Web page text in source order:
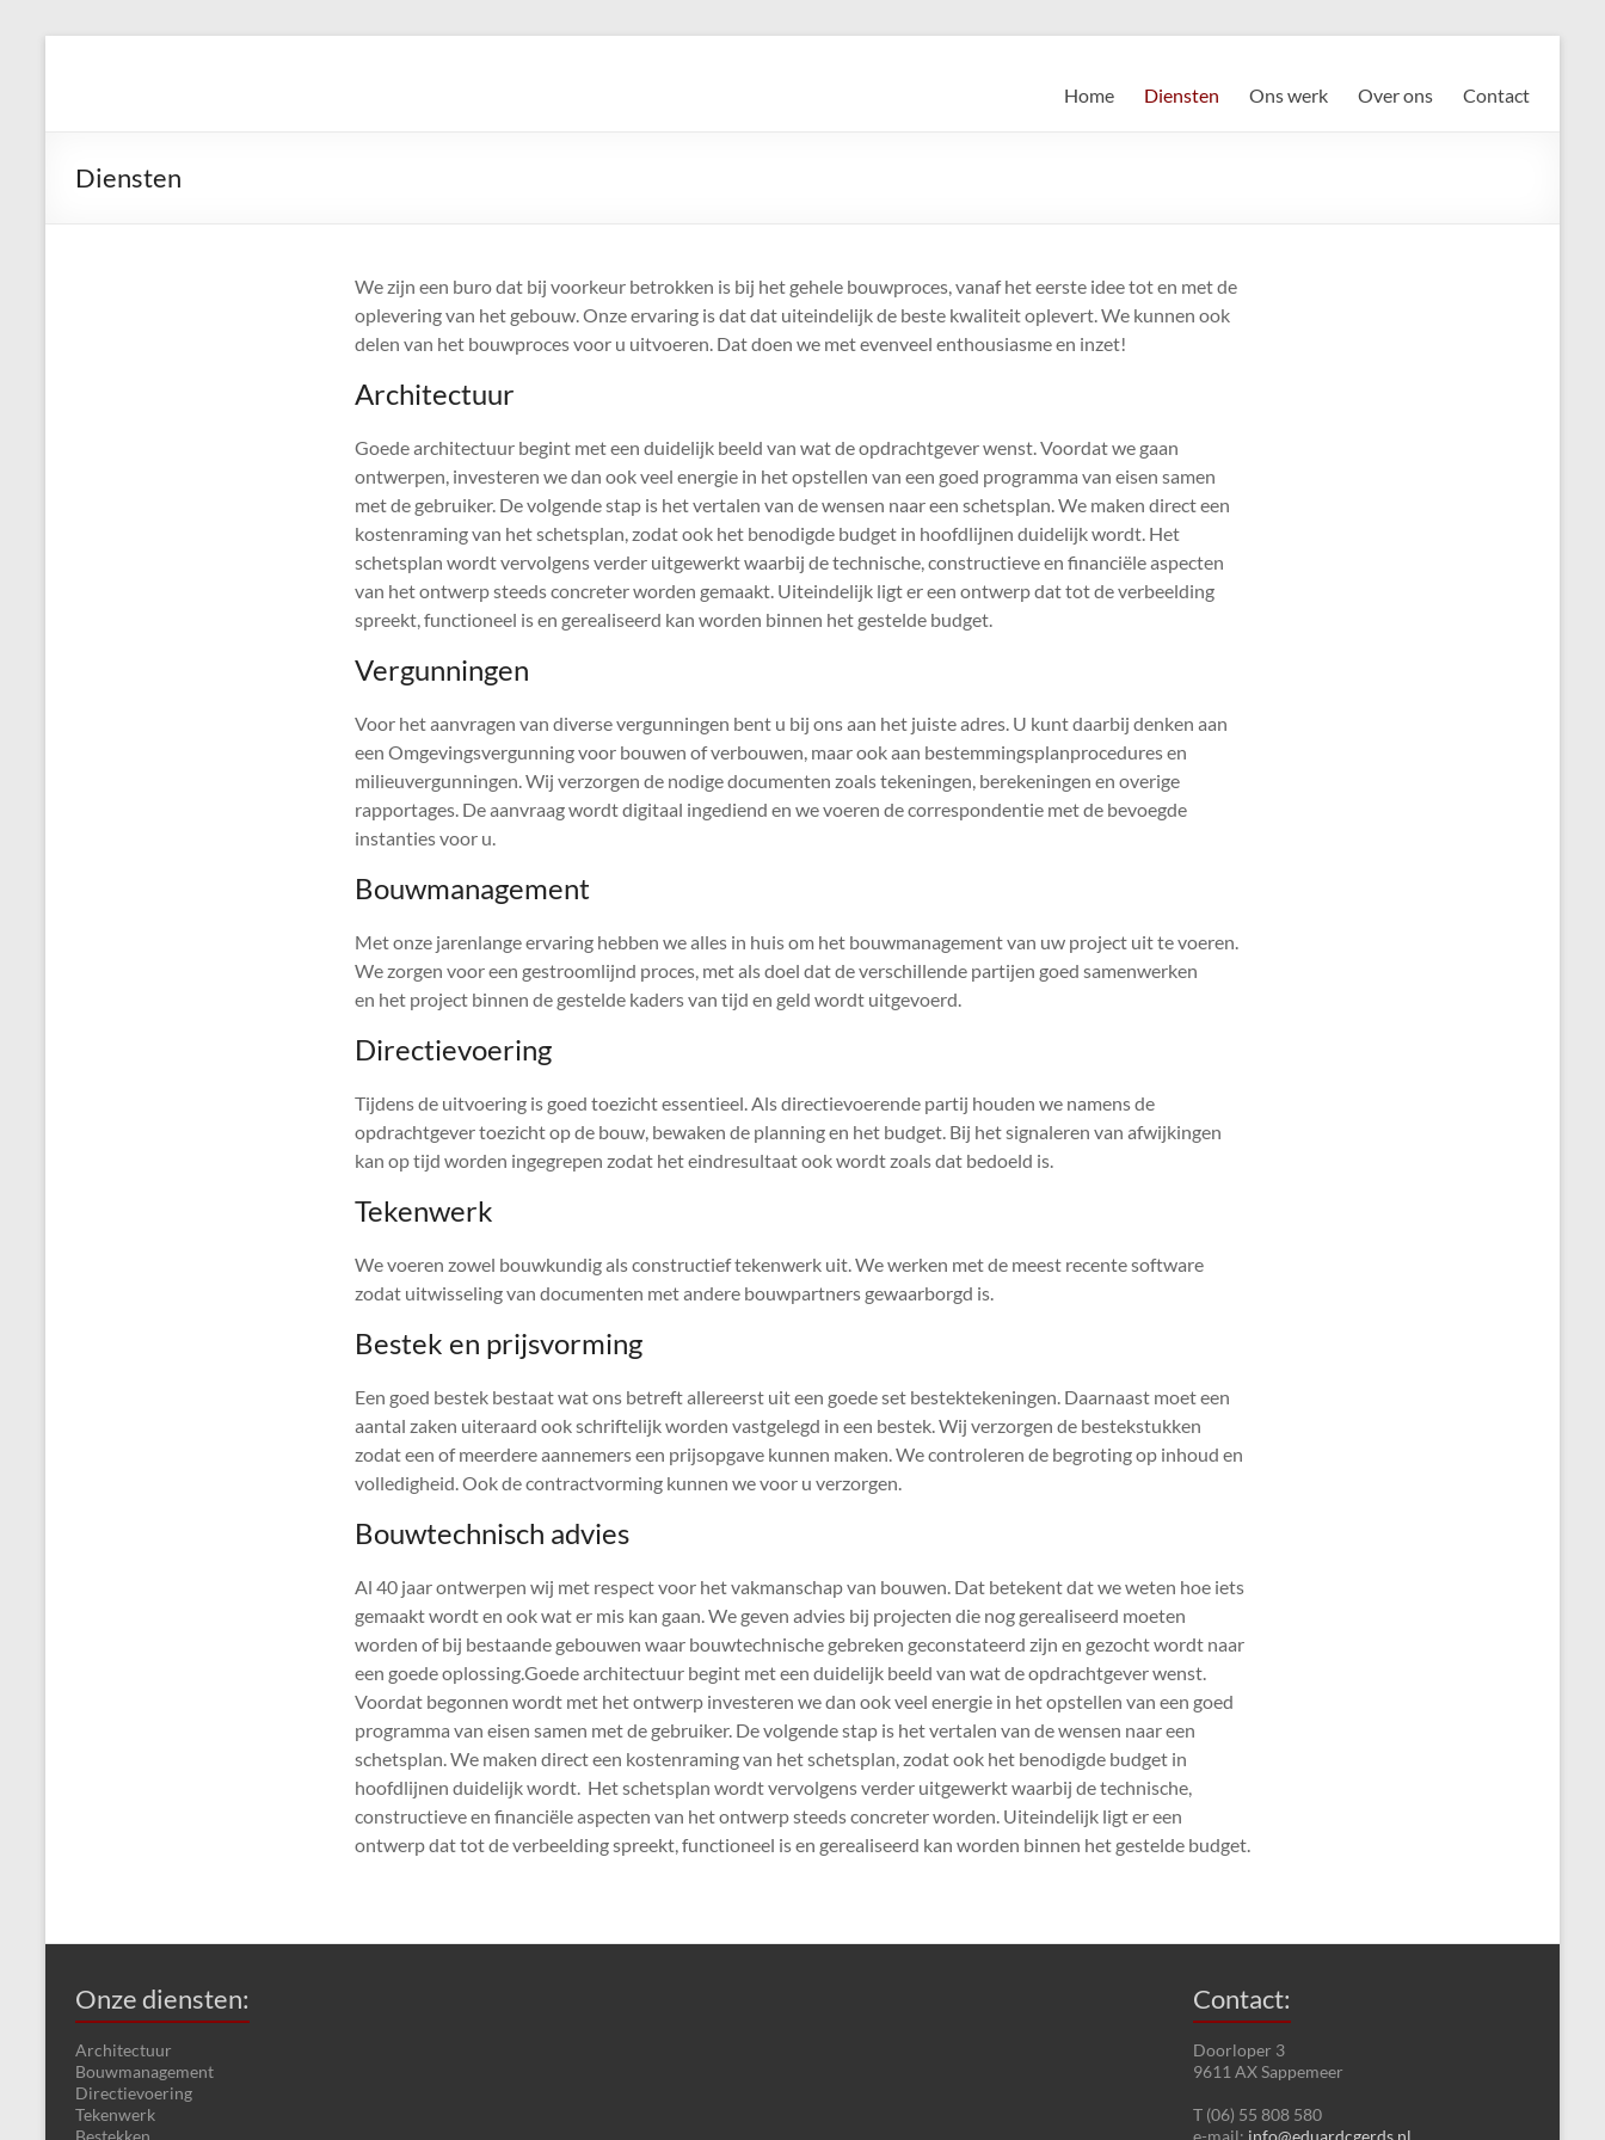
C.
Home Diensten Ons werk Over ons Contact
Diensten
We zijn een buro dat bij voorkeur betrokken is bij het gehele bouwproces, vanaf het eerste idee tot en met de
oplevering van het gebouw. Onze ervaring is dat dat uiteindelijk de beste kwaliteit oplevert. We kunnen ook
delen van het bouwproces voor u uitvoeren. Dat doen we met evenveel enthousiasme en inzet!
Architectuur
Goede architectuur begint met een duidelijk beeld van wat de opdrachtgever wenst. Voordat we gaan
ontwerpen, investeren we dan ook veel energie in het opstellen van een goed programma van eisen samen
met de gebruiker. De volgende stap is het vertalen van de wensen naar een schetsplan. We maken direct een
kostenraming van het schetsplan, zodat ook het benodigde budget in hoofdlijnen duidelijk wordt. Het
schetsplan wordt vervolgens verder uitgewerkt waarbij de technische, constructieve en financiële aspecten
van het ontwerp steeds concreter worden gemaakt. Uiteindelijk ligt er een ontwerp dat tot de verbeelding
spreekt, functioneel is en gerealiseerd kan worden binnen het gestelde budget.
Vergunningen
Voor het aanvragen van diverse vergunningen bent u bij ons aan het juiste adres. U kunt daarbij denken aan
een Omgevingsvergunning voor bouwen of verbouwen, maar ook aan bestemmingsplanprocedures en
milieuvergunningen. Wij verzorgen de nodige documenten zoals tekeningen, berekeningen en overige
rapportages. De aanvraag wordt digitaal ingediend en we voeren de correspondentie met de bevoegde
instanties voor u.
Bouwmanagement
Met onze jarenlange ervaring hebben we alles in huis om het bouwmanagement van uw project uit te voeren.
We zorgen voor een gestroomlijnd proces, met als doel dat de verschillende partijen goed samenwerken
en het project binnen de gestelde kaders van tijd en geld wordt uitgevoerd.
Directievoering
Tijdens de uitvoering is goed toezicht essentieel. Als directievoerende partij houden we namens de
opdrachtgever toezicht op de bouw, bewaken de planning en het budget. Bij het signaleren van afwijkingen
kan op tijd worden ingegrepen zodat het eindresultaat ook wordt zoals dat bedoeld is.
Tekenwerk
We voeren zowel bouwkundig als constructief tekenwerk uit. We werken met de meest recente software
zodat uitwisseling van documenten met andere bouwpartners gewaarborgd is.
Bestek en prijsvorming
Een goed bestek bestaat wat ons betreft allereerst uit een goede set bestektekeningen. Daarnaast moet een
aantal zaken uiteraard ook schriftelijk worden vastgelegd in een bestek. Wij verzorgen de bestekstukken
zodat een of meerdere aannemers een prijsopgave kunnen maken. We controleren de begroting op inhoud en
volledigheid. Ook de contractvorming kunnen we voor u verzorgen.
Bouwtechnisch advies
Al 40 jaar ontwerpen wij met respect voor het vakmanschap van bouwen. Dat betekent dat we weten hoe iets
gemaakt wordt en ook wat er mis kan gaan. We geven advies bij projecten die nog gerealiseerd moeten
worden of bij bestaande gebouwen waar bouwtechnische gebreken geconstateerd zijn en gezocht wordt naar
een goede oplossing.Goede architectuur begint met een duidelijk beeld van wat de opdrachtgever wenst.
Voordat begonnen wordt met het ontwerp investeren we dan ook veel energie in het opstellen van een goed
programma van eisen samen met de gebruiker. De volgende stap is het vertalen van de wensen naar een
schetsplan. We maken direct een kostenraming van het schetsplan, zodat ook het benodigde budget in
hoofdlijnen duidelijk wordt. Het schetsplan wordt vervolgens verder uitgewerkt waarbij de technische,
constructieve en financiële aspecten van het ontwerp steeds concreter worden. Uiteindelijk ligt er een
ontwerp dat tot de verbeelding spreekt, functioneel is en gerealiseerd kan worden binnen het gestelde budget.
Onze diensten:
Architectuur
Bouwmanagement
Directievoering
Tekenwerk
Bestekken
Contact:
Doorloper 3
9611 AX Sappemeer
T (06) 55 808 580
e-mail: info@eduardcgerds.nl